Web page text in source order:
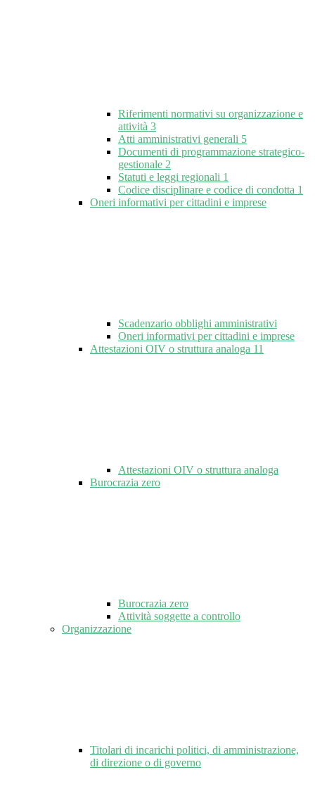
Riferimenti normativi su organizzazione e
attività 3
Atti amministrativi generali 5
Documenti di programmazione strategico-
gestionale 2
Statuti e leggi regionali 1
Codice disciplinare e codice di condotta 1
Oneri informativi per cittadini e imprese
Scadenzario obblighi amministrativi
Oneri informativi per cittadini e imprese
Attestazioni OIV o struttura analoga 11
Attestazioni OIV o struttura analoga
Burocrazia zero
Burocrazia zero
Attività soggette a controllo
Organizzazione
Titolari di incarichi politici, di amministrazione,
di direzione o di governo